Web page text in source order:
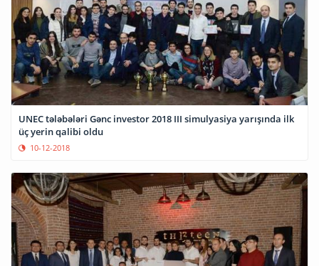
UNEC tələbələri Gənc investor 2018 III simulyasiya yarışında ilk
üç yerin qalibi oldu
10-12-2018